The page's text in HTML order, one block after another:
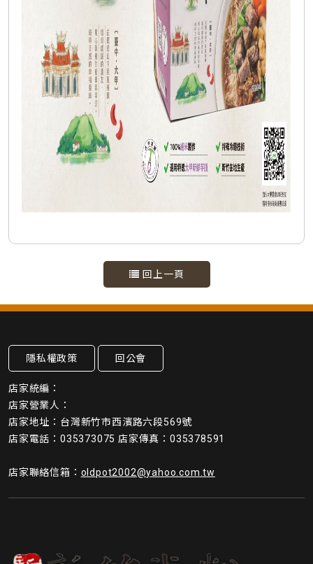
回上一頁
隱私權政策 回公會
店家統編：
店家營業人：
店家地址：台灣新竹市西濱路六段569號
店家電話：035373075 店家傳真：035378591
店家聯絡信箱： oldpot2002@yahoo.com.tw